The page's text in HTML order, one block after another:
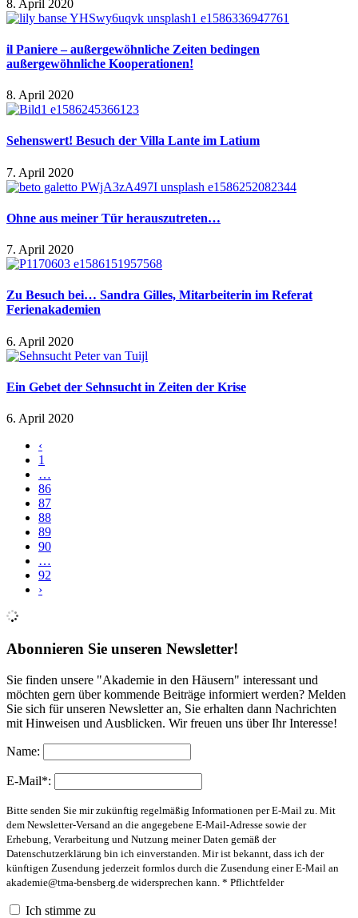
8. April 2020
il Paniere – außergewöhnliche Zeiten bedingen
außergewöhnliche Kooperationen!
8. April 2020
Sehenswert! Besuch der Villa Lante im Latium
7. April 2020
Ohne aus meiner Tür herauszutreten…
7. April 2020
Zu Besuch bei… Sandra Gilles, Mitarbeiterin im Referat
Ferienakademien
6. April 2020
Ein Gebet der Sehnsucht in Zeiten der Krise
6. April 2020
‹
1
…
86
87
88
89
90
…
92
›
Abonnieren Sie unseren Newsletter!
Sie finden unsere "Akademie in den Häusern" interessant und
möchten gern über kommende Beiträge informiert werden? Melden
Sie sich für unseren Newsletter an, Sie erhalten dann Nachrichten
mit Hinweisen und Ausblicken. Wir freuen uns über Ihr Interesse!
Name:
E-Mail*:
Bitte senden Sie mir zukünftig regelmäßig Informationen per E-Mail zu. Mit
dem Newsletter-Versand an die angegebene E-Mail-Adresse sowie der
Erhebung, Verarbeitung und Nutzung meiner Daten gemäß der
Datenschutzerklärung bin ich einverstanden. Mir ist bekannt, dass ich der
künftigen Zusendung jederzeit formlos durch die Zusendung einer E-Mail an
akademie@tma-bensberg.de widersprechen kann. * Pflichtfelder
Ich stimme zu